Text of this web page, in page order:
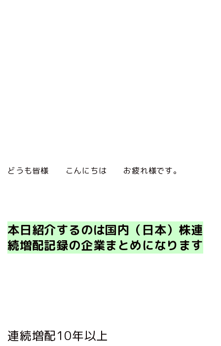
どうも皆様 こんにちは お疲れ様です。
本日紹介するのは国内（日本）株連
続増配記録の企業まとめになります
連続増配10年以上